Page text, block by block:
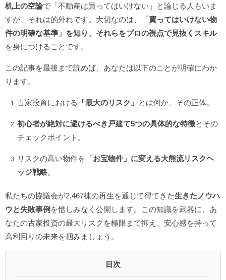
机上の空論で「不動産は買ってはいけない」と論じる人もいま
すが、それは的外れです。大切なのは、
「買ってはいけない物
件の明確な基準」を知り、それらをプロの視点で見抜くスキル
を身につけることです。
この記事を最後まで読めば、あなたは以下のことが明確にわか
ります。
古家投資における 「最大のリスク」 とは何か、その正体。
初心者が絶対に避けるべき戸建て5つの具体的な特徴とその
チェックポイント。
リスクの高い物件を 「お宝物件」 に変える大熊流リスクヘ
ッジ戦略。
私たちの協議会が2,467棟の再生を通じて得てきた生きたノウハ
ウと失敗事例 を惜しみなく公開します。この知識を武器に、あ
なたの古家投資の最大リスクを極限まで抑え、安心感を持って
高利回りの未来を掴みましょう。
目次